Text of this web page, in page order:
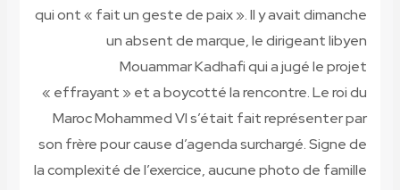
qui ont « fait un geste de paix ». Il y avait dimanche
un absent de marque, le dirigeant libyen
Mouammar Kadhafi qui a jugé le projet
« effrayant » et a boycotté la rencontre. Le roi du
Maroc Mohammed VI s’était fait représenter par
son frère pour cause d’agenda surchargé. Signe de
la complexité de l’exercice, aucune photo de famille